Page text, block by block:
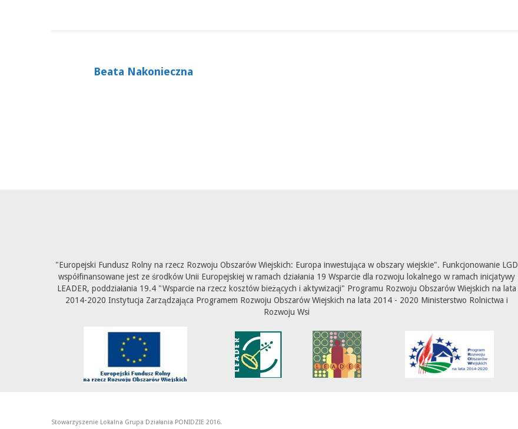
Beata Nakonieczna
"Europejski Fundusz Rolny na rzecz Rozwoju Obszarów Wiejskich: Europa inwestująca w obszary wiejskie". Funkcjonowanie LGD
współfinansowane jest ze środków Unii Europejskiej w ramach działania 19 Wsparcie dla rozwoju lokalnego w ramach inicjatywy
LEADER, poddziałania 19.4 "Wsparcie na rzecz kosztów bieżących i aktywizacji" Programu Rozwoju Obszarów Wiejskich na lata
2014-2020 Instytucja Zarządzająca Programem Rozwoju Obszarów Wiejskich na lata 2014 - 2020 Ministerstwo Rolnictwa i
Rozwoju Wsi
Stowarzyszenie Lokalna Grupa Działania PONIDZIE 2016.